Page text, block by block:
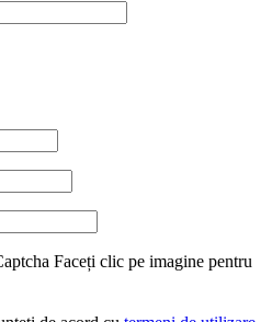
Faceți clic pe imagine pentru